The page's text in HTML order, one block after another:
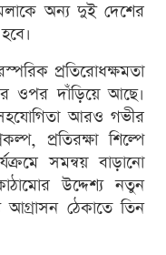
অন্য দুই দেশের
প্রতিরোধক্ষমতা
ওপর দাঁড়িয়ে আছে।
সহযোগিতা আরও গভীর
প্রতিরক্ষা শিল্পে
সমন্বয় বাড়ানো
উদ্দেশ্য নতুন
আগ্রাসন ঠেকাতে তিন